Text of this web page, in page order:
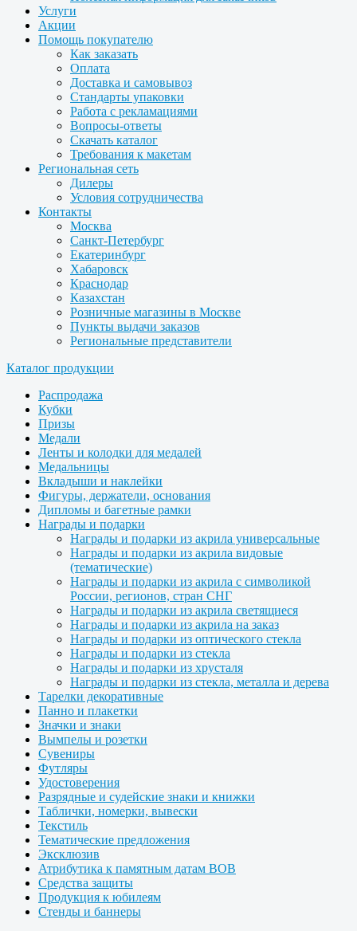
Услуги
Акции
Помощь покупателю
Как заказать
Оплата
Доставка и самовывоз
Стандарты упаковки
Работа с рекламациями
Вопросы-ответы
Скачать каталог
Требования к макетам
Региональная сеть
Дилеры
Условия сотрудничества
Контакты
Москва
Санкт-Петербург
Екатеринбург
Хабаровск
Краснодар
Казахстан
Розничные магазины в Москве
Пункты выдачи заказов
Региональные представители
Каталог продукции
Распродажа
Кубки
Призы
Медали
Ленты и колодки для медалей
Медальницы
Вкладыши и наклейки
Фигуры, держатели, основания
Дипломы и багетные рамки
Награды и подарки
Награды и подарки из акрила универсальные
Награды и подарки из акрила видовые
(тематические)
Награды и подарки из акрила с символикой
России, регионов, стран СНГ
Награды и подарки из акрила светящиеся
Награды и подарки из акрила на заказ
Награды и подарки из оптического стекла
Награды и подарки из стекла
Награды и подарки из хрусталя
Награды и подарки из стекла, металла и дерева
Тарелки декоративные
Панно и плакетки
Значки и знаки
Вымпелы и розетки
Сувениры
Футляры
Удостоверения
Разрядные и судейские знаки и книжки
Таблички, номерки, вывески
Текстиль
Тематические предложения
Эксклюзив
Атрибутика к памятным датам ВОВ
Средства защиты
Продукция к юбилеям
Стенды и баннеры